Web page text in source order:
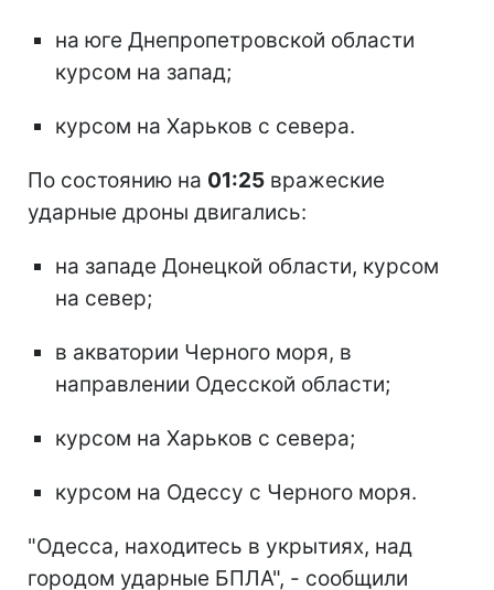
на юге Днепропетровской области
курсом на запад;
курсом на Харьков с севера.
По состоянию на 01:25 вражеские
ударные дроны двигались:
на западе Донецкой области, курсом
на север;
в акватории Черного моря, в
направлении Одесской области;
курсом на Харьков с севера;
курсом на Одессу с Черного моря.
"Одесса, находитесь в укрытиях, над
городом ударные БПЛА", - сообщили